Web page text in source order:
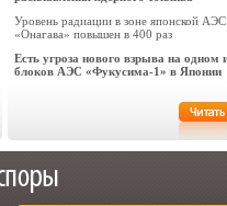
Уровень радиации в зоне японской АЭС
«Онагава» повышен в 400 раз
Есть угроза нового взрыва на одном
блоков АЭС «Фукусима-1» в Японии